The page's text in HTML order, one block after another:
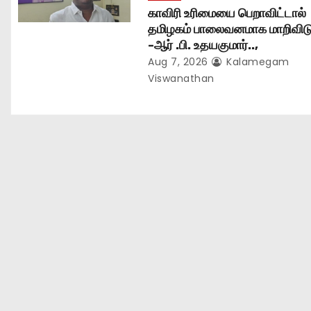
காவிரி உரிமையை பெறாவிட்டால்
தமிழகம் பாலைவனமாக
-ஆர் .பி. உதயகுமார்..,
Aug 7, 2026
Kalamegam
Viswanathan